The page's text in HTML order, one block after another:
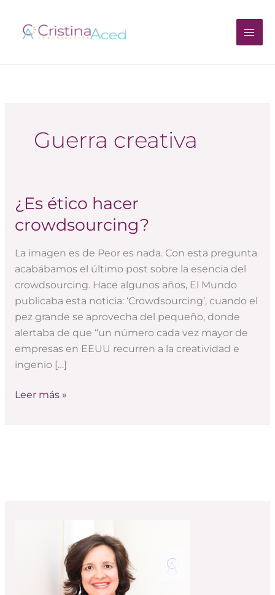
contenido
Guerra creativa
¿Es ético hacer
crowdsourcing?
La imagen es de Peor es nada. Con esta pregunta
acabábamos el último post sobre la esencia del
crowdsourcing. Hace algunos años, El Mundo
publicaba esta noticia: ‘Crowdsourcing’, cuando el
pez grande se aprovecha del pequeño, donde
alertaba de que “un número cada vez mayor de
empresas en EEUU recurren a la creatividad e
ingenio […]
¿Es
ético
hacer
crowdsourcing?
Leer más »